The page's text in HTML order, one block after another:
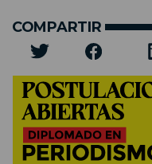
COMPARTIR